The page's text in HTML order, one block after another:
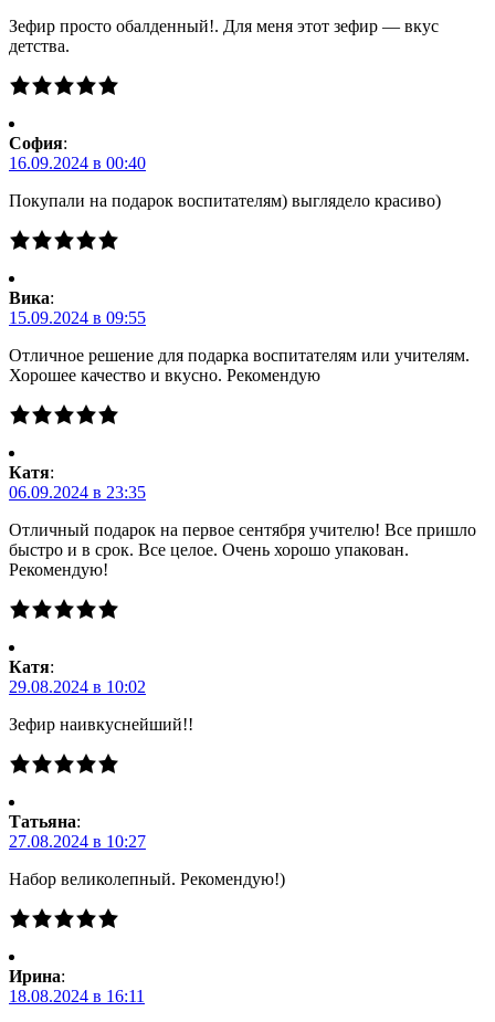
Зефир просто обалденный!. Для меня этот зефир — вкус
детства.
Cофия:
16.09.2024 в 00:40
Покупали на подарок воспитателям) выглядело красиво)
Вика:
15.09.2024 в 09:55
Отличное решение для подарка воспитателям или учителям.
Хорошее качество и вкусно. Рекомендую
Катя:
06.09.2024 в 23:35
Отличный подарок на первое сентября учителю! Все пришло
быстро и в срок. Все целое. Очень хорошо упакован.
Рекомендую!
Катя:
29.08.2024 в 10:02
Зефир наивкуснейший!!
Татьяна:
27.08.2024 в 10:27
Набор великолепный. Рекомендую!)
Ирина:
18.08.2024 в 16:11